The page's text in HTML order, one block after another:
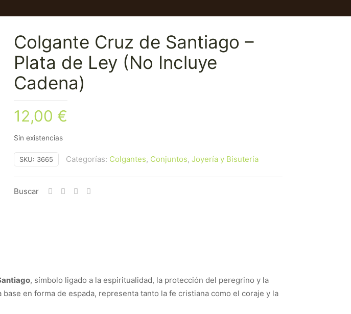
Colgante Cruz de Santiago –
Plata de Ley (No Incluye
Cadena)
12,00 €
Sin existencias
SKU: 3665 Categorías: Colgantes, Conjuntos, Joyería y Bisutería
Buscar
, símbolo ligado a la espiritualidad, la protección del peregrino y la
en forma de espada, representa tanto la fe cristiana como el coraje y la